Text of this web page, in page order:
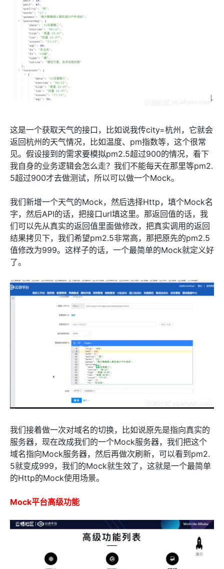
这是一个获取天气的接口，比如说我传city=杭州，它就会
返回杭州的天气情况，比如温度、pm指数等，这个很常
见。假设接到的需求要模拟pm2.5超过900的情况，看下
我自身的业务逻辑会怎么走？我们不能每天在那里等pm2.
5超过900才去做测试，所以可以做一个Mock。
我们新增一个天气的Mock，然后选择Http，填个Mock名
字，然后API的话，把接口url填这里。那返回值的话，我
们可以先从真实的返回值里面做修改，把真实调用的返回
结果拷贝下，我们希望pm2.5非常高，那把原先的pm2.5
值修改为999。这样子的话，一个最简单的Mock就定义好
了。
我们接着做一次对域名的切换，比如说原先是指向真实的
服务器，现在改成我们的一个Mock服务器，我们把这个
域名指向Mock服务器，然后再做次刷新，可以看到pm2.
5就变成999，我们的Mock就生效了，这就是一个最简单
的Http的Mock使用场景。
Mock平台高级功能